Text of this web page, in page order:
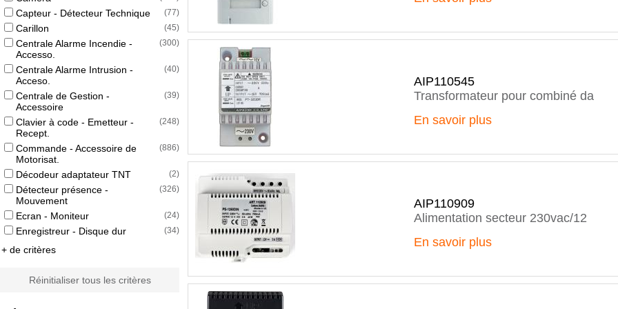
Capteur - Détecteur Technique (77)
Carillon (45)
Centrale Alarme Incendie -
Accesso.
(300)
Centrale Alarme Intrusion -
Acceso.
(40)
Centrale de Gestion -
Accessoire
(39)
Clavier à code - Emetteur -
Recept.
(248)
Commande - Accessoire de
Motorisat.
(886)
Décodeur adaptateur TNT (2)
Détecteur présence -
Mouvement
(326)
Ecran - Moniteur (24)
Enregistreur - Disque dur (34)
+ de critères
Réinitialiser tous les critères
AIP110545
Transformateur pour combiné da
En savoir plus
AIP110909
Alimentation secteur 230vac/12
En savoir plus